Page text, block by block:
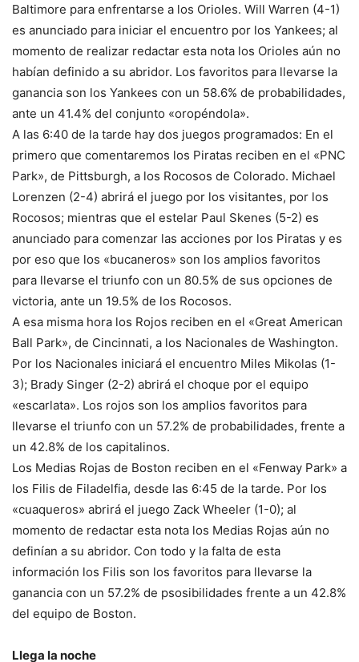
Baltimore para enfrentarse a los Orioles. Will Warren (4-1)
es anunciado para iniciar el encuentro por los Yankees; al
momento de realizar redactar esta nota los Orioles aún no
habían definido a su abridor. Los favoritos para llevarse la
ganancia son los Yankees con un 58.6% de probabilidades,
ante un 41.4% del conjunto «oropéndola».
A las 6:40 de la tarde hay dos juegos programados: En el
primero que comentaremos los Piratas reciben en el «PNC
Park», de Pittsburgh, a los Rocosos de Colorado. Michael
Lorenzen (2-4) abrirá el juego por los visitantes, por los
Rocosos; mientras que el estelar Paul Skenes (5-2) es
anunciado para comenzar las acciones por los Piratas y es
por eso que los «bucaneros» son los amplios favoritos
para llevarse el triunfo con un 80.5% de sus opciones de
victoria, ante un 19.5% de los Rocosos.
A esa misma hora los Rojos reciben en el «Great American
Ball Park», de Cincinnati, a los Nacionales de Washington.
Por los Nacionales iniciará el encuentro Miles Mikolas (1-
3); Brady Singer (2-2) abrirá el choque por el equipo
«escarlata». Los rojos son los amplios favoritos para
llevarse el triunfo con un 57.2% de probabilidades, frente a
un 42.8% de los capitalinos.
Los Medias Rojas de Boston reciben en el «Fenway Park» a
los Filis de Filadelfia, desde las 6:45 de la tarde. Por los
«cuaqueros» abrirá el juego Zack Wheeler (1-0); al
momento de redactar esta nota los Medias Rojas aún no
definían a su abridor. Con todo y la falta de esta
información los Filis son los favoritos para llevarse la
ganancia con un 57.2% de psosibilidades frente a un 42.8%
del equipo de Boston.
Llega la noche